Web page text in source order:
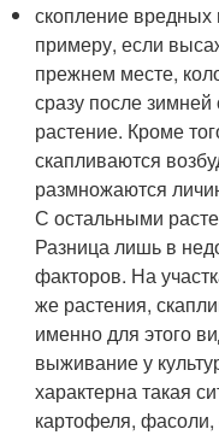
скопление вредных
примеру, если
прежнем месте,
сразу после
растение. Кроме
скапливаются
размножаются
С остальными
Разница лишь в
факторов. На
же растения,
именно для этого
выживание у
характерна такая
картофеля, фасоли,